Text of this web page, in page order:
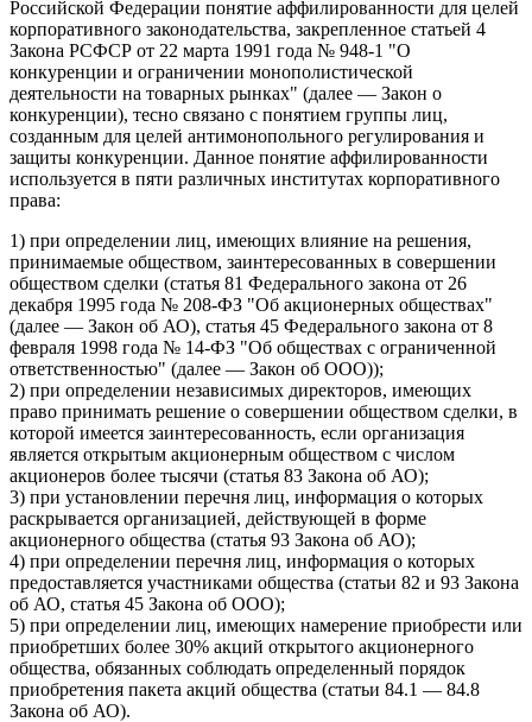
Российской Федерации понятие аффилированности для целей
корпоративного законодательства, закрепленное статьей 4
Закона РСФСР от 22 марта 1991 года № 948-1 "О
конкуренции и ограничении монополистической
деятельности на товарных рынках" (далее — Закон о
конкуренции), тесно связано с понятием группы лиц,
созданным для целей антимонопольного регулирования и
защиты конкуренции. Данное понятие аффилированности
используется в пяти различных институтах корпоративного
права:
1) при определении лиц, имеющих влияние на решения,
принимаемые обществом, заинтересованных в совершении
обществом сделки (статья 81 Федерального закона от 26
декабря 1995 года № 208-ФЗ "Об акционерных обществах"
(далее — Закон об АО), статья 45 Федерального закона от 8
февраля 1998 года № 14-ФЗ "Об обществах с ограниченной
ответственностью" (далее — Закон об ООО));
2) при определении независимых директоров, имеющих
право принимать решение о совершении обществом сделки, в
которой имеется заинтересованность, если организация
является открытым акционерным обществом с числом
акционеров более тысячи (статья 83 Закона об АО);
3) при установлении перечня лиц, информация о которых
раскрывается организацией, действующей в форме
акционерного общества (статья 93 Закона об АО);
4) при определении перечня лиц, информация о которых
предоставляется участниками общества (статьи 82 и 93 Закона
об АО, статья 45 Закона об ООО);
5) при определении лиц, имеющих намерение приобрести или
приобретших более 30% акций открытого акционерного
общества, обязанных соблюдать определенный порядок
приобретения пакета акций общества (статьи 84.1 — 84.8
Закона об АО).